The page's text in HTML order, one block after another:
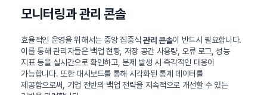
모니터링과 관리 콘솔
효율적인 운영을 위해서는 중앙 집중식관리 콘솔이 반드시 필요합니다.
이를 통해 관리자들은 백업 현황, 저장 공간 사용량, 오류 로그, 성능
지표 등을 실시간으로 확인하고, 문제 발생 시 즉각적인 대응이
가능합니다. 또한 대시보드를 통해 시각화된 통계 데이터를
제공함으로써, 기업 전반의 백업 전략을 지속적으로 개선할 수 있는